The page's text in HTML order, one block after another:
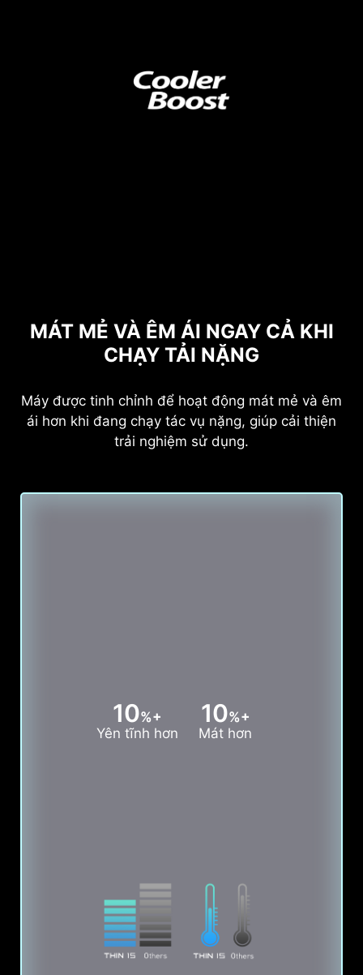
MÁT MẺ VÀ ÊM ÁI NGAY CẢ KHI
CHẠY TẢI NẶNG
Máy được tinh chỉnh để hoạt động mát mẻ và êm
ái hơn khi đang chạy tác vụ nặng, giúp cải thiện
trải nghiệm sử dụng.
10%+
Yên tĩnh hơn
10%+
Mát hơn